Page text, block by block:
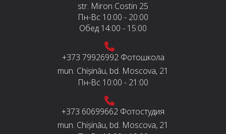
str. Miron Costin 25
Пн-Вс 10:00 - 20:00
Обед 14:00 - 15:00
+373 79926992 Фотошкола
mun. Chișinău, bd. Moscova, 21
Пн-Вс 10:00 - 21:00
+373 60699662 Фотостудия
mun. Chișinău, bd. Moscova, 21